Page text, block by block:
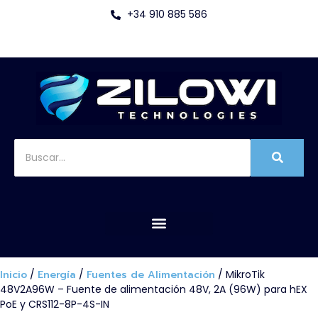
+34 910 885 586
Inicio / Energía / Fuentes de Alimentación / MikroTik
48V2A96W – Fuente de alimentación 48V, 2A (96W) para hEX
PoE y CRS112-8P-4S-IN